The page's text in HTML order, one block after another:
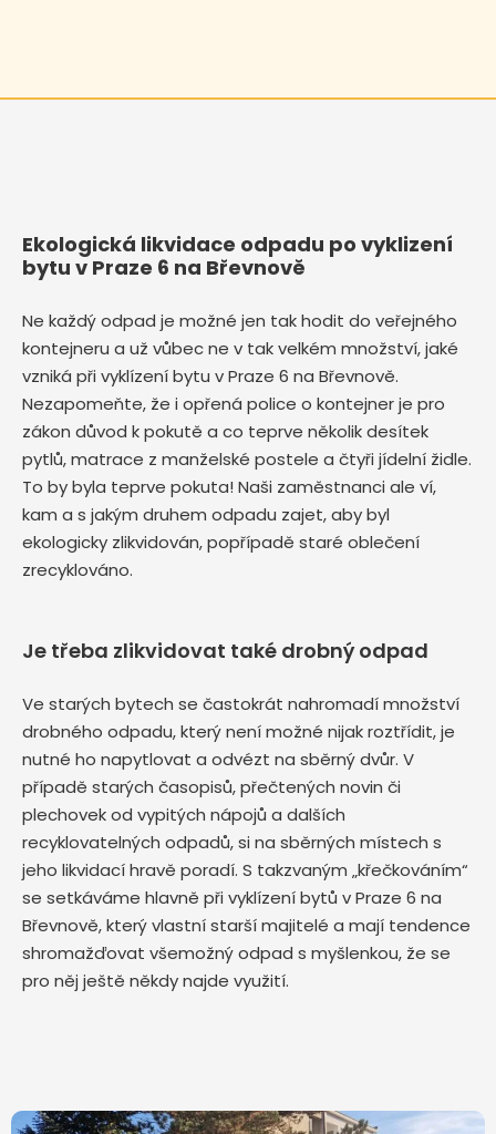
Ekologická likvidace odpadu po vyklizení
bytu v Praze 6 na Břevnově
Ne každý odpad je možné jen tak hodit do veřejného
kontejneru a už vůbec ne v tak velkém množství, jaké
vzniká při vyklízení bytu v Praze 6 na Břevnově.
Nezapomeňte, že i opřená police o kontejner je pro
zákon důvod k pokutě a co teprve několik desítek
pytlů, matrace z manželské postele a čtyři jídelní židle.
To by byla teprve pokuta! Naši zaměstnanci ale ví,
kam a s jakým druhem odpadu zajet, aby byl
ekologicky zlikvidován, popřípadě staré oblečení
zrecyklováno.
Je třeba zlikvidovat také drobný odpad
Ve starých bytech se častokrát nahromadí množství
drobného odpadu, který není možné nijak roztřídit, je
nutné ho napytlovat a odvézt na sběrný dvůr. V
případě starých časopisů, přečtených novin či
plechovek od vypitých nápojů a dalších
recyklovatelných odpadů, si na sběrných místech s
jeho likvidací hravě poradí. S takzvaným „křečkováním“
se setkáváme hlavně při vyklízení bytů v Praze 6 na
Břevnově, který vlastní starší majitelé a mají tendence
shromažďovat všemožný odpad s myšlenkou, že se
pro něj ještě někdy najde využití.